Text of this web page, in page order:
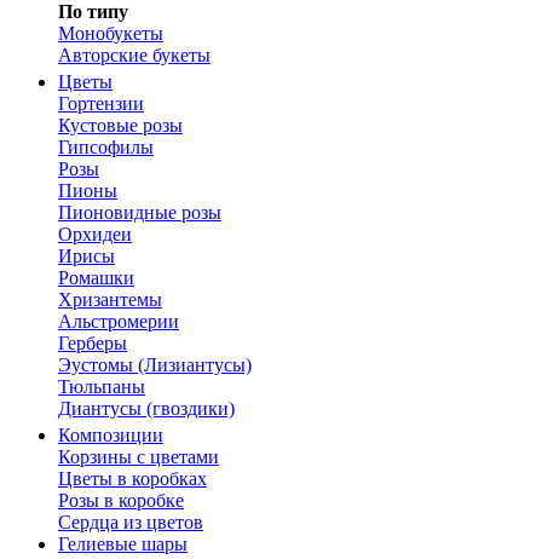
По типу
Монобукеты
Авторские букеты
Цветы
Гортензии
Кустовые розы
Гипсофилы
Розы
Пионы
Пионовидные розы
Орхидеи
Ирисы
Ромашки
Хризантемы
Альстромерии
Герберы
Эустомы (Лизиантусы)
Тюльпаны
Диантусы (гвоздики)
Композиции
Корзины с цветами
Цветы в коробках
Розы в коробке
Сердца из цветов
Гелиевые шары